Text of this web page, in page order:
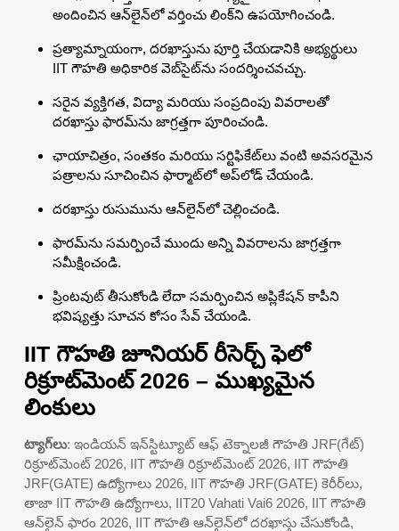
అందించిన ఆన్‌లైన్‌లో వర్తించు లింక్‌ని ఉపయోగించండి.
ప్రత్యామ్నాయంగా, దరఖాస్తును పూర్తి చేయడానికి అభ్యర్థులు
IIT గౌహతి అధికారిక వెబ్‌సైట్‌ను సందర్శించవచ్చు.
సరైన వ్యక్తిగత, విద్యా మరియు సంప్రదింపు వివరాలతో
దరఖాస్తు ఫారమ్‌ను జాగ్రత్తగా పూరించండి.
ఛాయాచిత్రం, సంతకం మరియు సర్టిఫికేట్‌లు వంటి అవసరమైన
పత్రాలను సూచించిన ఫార్మాట్‌లో అప్‌లోడ్ చేయండి.
దరఖాస్తు రుసుమును ఆన్‌లైన్‌లో చెల్లించండి.
ఫారమ్‌ను సమర్పించే ముందు అన్ని వివరాలను జాగ్రత్తగా
సమీక్షించండి.
ప్రింటవుట్ తీసుకోండి లేదా సమర్పించిన అప్లికేషన్ కాపీని
భవిష్యత్తు సూచన కోసం సేవ్ చేయండి.
IIT గౌహతి జూనియర్ రీసెర్చ్ ఫెలో
రిక్రూట్‌మెంట్ 2026 – ముఖ్యమైన
లింకులు
ట్యాగ్‌లు: ఇండియన్ ఇన్‌స్టిట్యూట్ ఆఫ్ టెక్నాలజీ గౌహతి JRF(గేట్)
రిక్రూట్‌మెంట్ 2026, IIT గౌహతి రిక్రూట్‌మెంట్ 2026, IIT గౌహతి
JRF(GATE) ఉద్యోగాలు 2026, IIT గౌహతి JRF(GATE) కెరీర్‌లు,
తాజా IIT గౌహతి ఉద్యోగాలు, IIT20 Vahati Vai6 2026, IIT గౌహతి
ఆన్‌లైన్ ఫారం 2026, IIT గౌహతి ఆన్‌లైన్‌లో దరఖాస్తు చేసుకోండి,